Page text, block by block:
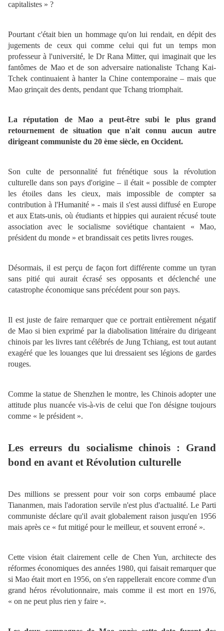
capitalistes » ?
Pourtant c'était bien un hommage qu'on lui rendait, en dépit des
jugements de ceux qui comme celui qui fut un temps mon
professeur à l'université, le Dr Rana Mitter, qui imaginait que les
fantômes de Mao et de son adversaire nationaliste Tchang Kai-
Tchek continuaient à hanter la Chine contemporaine – mais que
Mao grinçait des dents, pendant que Tchang triomphait.
La réputation de Mao a peut-être subi le plus grand
retournement de situation que n'ait connu aucun autre
dirigeant communiste du 20 ème siècle, en Occident.
Son culte de personnalité fut frénétique sous la révolution
culturelle dans son pays d'origine – il était « possible de compter
les étoiles dans les cieux, mais impossible de compter sa
contribution à l'Humanité » - mais il s'est aussi diffusé en Europe
et aux Etats-unis, où étudiants et hippies qui auraient récusé toute
association avec le socialisme soviétique chantaient « Mao,
président du monde » et brandissait ces petits livres rouges.
Désormais, il est perçu de façon fort différente comme un tyran
sans pitié qui aurait écrasé ses opposants et déclenché une
catastrophe économique sans précédent pour son pays.
Il est juste de faire remarquer que ce portrait entièrement négatif
de Mao si bien exprimé par la diabolisation littéraire du dirigeant
chinois par les livres tant célébrés de Jung Tchiang, est tout autant
exagéré que les louanges que lui dressaient ses légions de gardes
rouges.
Comme la statue de Shenzhen le montre, les Chinois adopter une
attitude plus nuancée vis-à-vis de celui que l'on désigne toujours
comme « le président ».
Les erreurs du socialisme chinois : Grand
bond en avant et Révolution culturelle
Des millions se pressent pour voir son corps embaumé place
Tiananmen, mais l'adoration servile n'est plus d'actualité. Le Parti
communiste déclare qu'il avait globalement raison jusqu'en 1956
mais après ce « fut mitigé pour le meilleur, et souvent erroné ».
Cette vision était clairement celle de Chen Yun, architecte des
réformes économiques des années 1980, qui faisait remarquer que
si Mao était mort en 1956, on s'en rappellerait encore comme d'un
grand héros révolutionnaire, mais comme il est mort en 1976,
« on ne peut plus rien y faire ».